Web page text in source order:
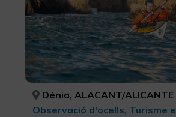
Dénia, ALACANT/ALICANTE